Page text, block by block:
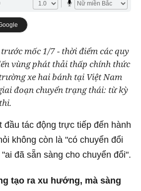
mốc 1/7 - thời điểm các quy
vùng phát thải thấp chính thức
xe hai bánh tại Việt Nam
đoạn chuyển trạng thái: từ kỳ
đầu tác động trực tiếp đến hành
không còn là "có chuyển đổi
đã sẵn sàng cho chuyển đổi".
tạo ra xu hướng, mà sàng